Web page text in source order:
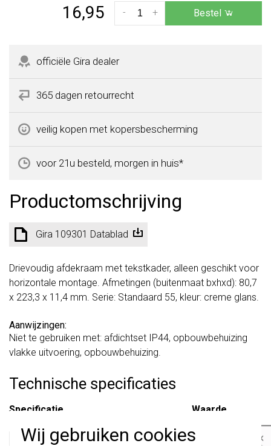
Wij gebruiken cookies
16,95 +
- Bestel
officiële Gira dealer
365 dagen retourrecht
veilig kopen met kopersbescherming
voor 21u besteld, morgen in huis*
Productomschrijving
Gira 109301 Datablad
Drievoudig afdekraam met tekstkader, alleen geschikt voor
horizontale montage. Afmetingen (buitenmaat bxhxd): 80,7
x 223,3 x 11,4 mm. Serie: Standaard 55, kleur: creme glans.
Aanwijzingen:
Niet te gebruiken met: afdichtset IP44, opbouwbehuizing
vlakke uitvoering, opbouwbehuizing.
Technische specificaties
Specificatie
Waarde
Halogeenvrij
Ja
×